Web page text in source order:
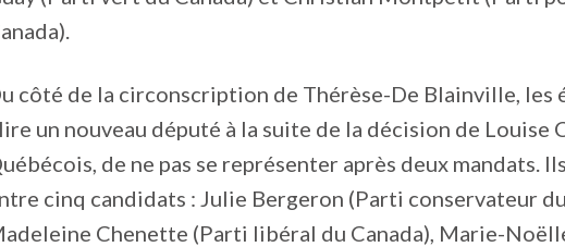
côté de la circonscription de Thérèse-De Blainville, les
un nouveau député à la suite de la décision de Louise
de ne pas se représenter après deux mandats.
cinq candidats : Julie Bergeron (Parti conservateur du
Chenette (Parti libéral du Canada), Marie-